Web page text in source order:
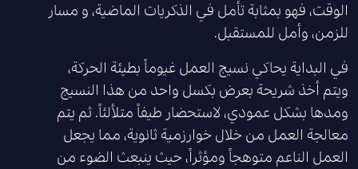
الوقت، فهو بمثابة تأمل في الذكريات الماضية، و مسار
للزمن، وأمل للمستقبل.
في البداية يحاكي نسيج العمل غيوماً بطيئة الحركة،
ويتم أخذ شريحة بعرض بكسل واحد من هذا النسيج
ومدها بشكل عمودي، لاستحضار طيفاً متلألئاً. ثم يتم
معالجة العمل من خلال خوارزمية ثانوية، مما يجعل
العمل الناعم متوهجاً ومؤثراً، حيث ينبعث الضوء من